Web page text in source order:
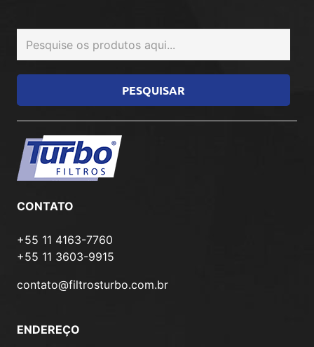
CONTATO
+55 11 4163-7760
+55 11 3603-9915
contato@filtrosturbo.com.br
ENDEREÇO